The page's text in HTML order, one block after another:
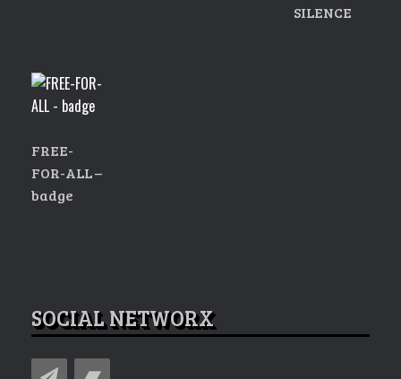
SILENCE
FREE-
FOR-ALL –
badge
SOCIAL NETWORX